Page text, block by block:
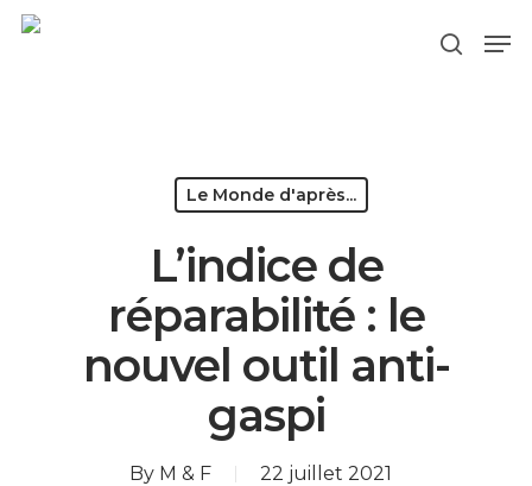
Le Monde d'après...
L’indice de
réparabilité : le
nouvel outil anti-
gaspi
By M & F 22 juillet 2021